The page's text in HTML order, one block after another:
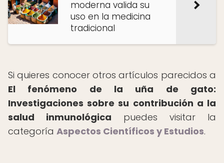
moderna valida su
uso en la medicina
tradicional
Si quieres conocer otros artículos parecidos a
El fenómeno de la uña de gato:
Investigaciones sobre su contribución a la
salud inmunológica puedes visitar la
categoría Aspectos Científicos y Estudios.